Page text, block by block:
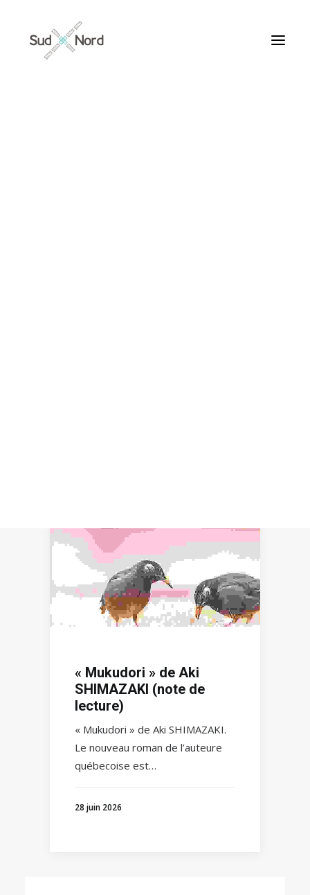
« Mukudori » de Aki
SHIMAZAKI (note de
lecture)
« Mukudori » de Aki SHIMAZAKI.
Le nouveau roman de l’auteure
québecoise est…
28 juin 2026